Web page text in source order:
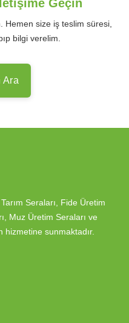
Geçin
Hemen size iş teslim süresi,
bilgi verelim.
Ara
Seraları, Fide Üretim
Muz Üretim Seraları ve
hizmetine sunmaktadır.